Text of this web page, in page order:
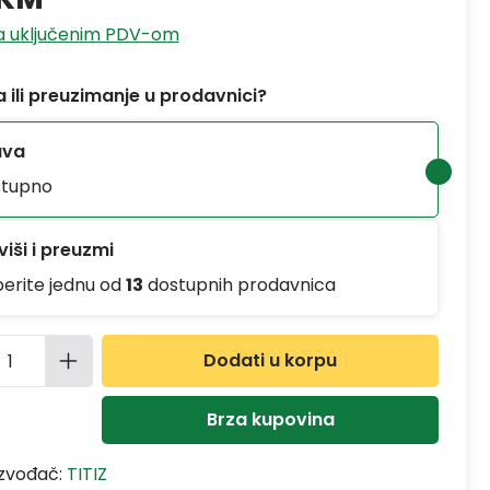
uključenim PDV-om
ili preuzimanje u prodavnici?
i preuzmi
jednu od13 dostupnih prodavnica
proizvoda: Unesite željenu
Dodati u korpu
Brza kupovina
TITIZ